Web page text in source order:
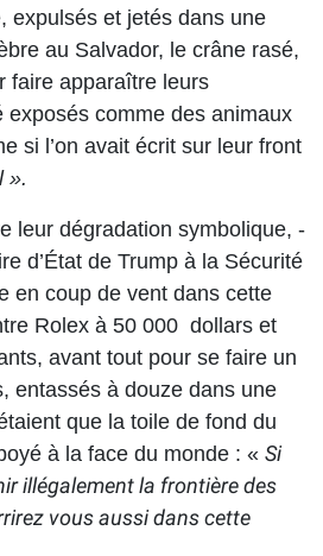
expulsés et jetés dans une
au Salvador, le crâne rasé,
faire apparaître leurs
exposés comme des animaux
si l’on avait écrit sur leur front
».
leur dégradation symbolique,
d’État de Trump à la Sécurité
en coup de vent dans cette
Rolex à 50 000 dollars et
avant tout pour se faire un
entassés à douze dans une
que la toile de fond du
à la face du monde : « Si
illégalement la frontière des
vous aussi dans cette